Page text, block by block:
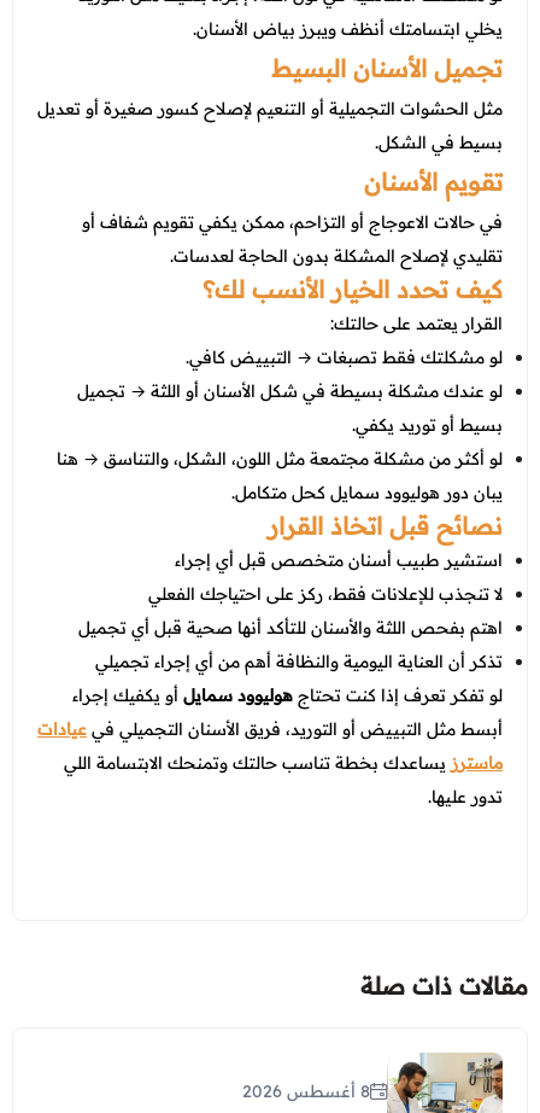
يخلي ابتسامتك أنظف ويبرز بياض الأسنان.
تجميل الأسنان البسيط
مثل الحشوات التجميلية أو التنعيم لإصلاح كسور صغيرة أو تعديل
بسيط في الشكل.
تقويم الأسنان
في حالات الاعوجاج أو التزاحم، ممكن يكفي تقويم شفاف أو
تقليدي لإصلاح المشكلة بدون الحاجة لعدسات.
كيف تحدد الخيار الأنسب لك؟
القرار يعتمد على حالتك:
لو مشكلتك فقط تصبغات → التبييض كافي.
لو عندك مشكلة بسيطة في شكل الأسنان أو اللثة → تجميل
بسيط أو توريد يكفي.
لو أكثر من مشكلة مجتمعة مثل اللون، الشكل، والتناسق → هنا
يبان دور هوليوود سمايل كحل متكامل.
نصائح قبل اتخاذ القرار
استشير طبيب أسنان متخصص قبل أي إجراء
لا تنجذب للإعلانات فقط، ركز على احتياجك الفعلي
اهتم بفحص اللثة والأسنان للتأكد أنها صحية قبل أي تجميل
تذكر أن العناية اليومية والنظافة أهم من أي إجراء تجميلي
لو تفكر تعرف إذا كنت تحتاجهوليوود سمايل أو يكفيك إجراء
أبسط مثل التبييض أو التوريد، فريق الأسنان التجميلي فيعيادات
ماسترزيساعدك بخطة تناسب حالتك وتمنحك الابتسامة اللي
تدور عليها.
مقالات ذات صلة
8 أغسطس 2026